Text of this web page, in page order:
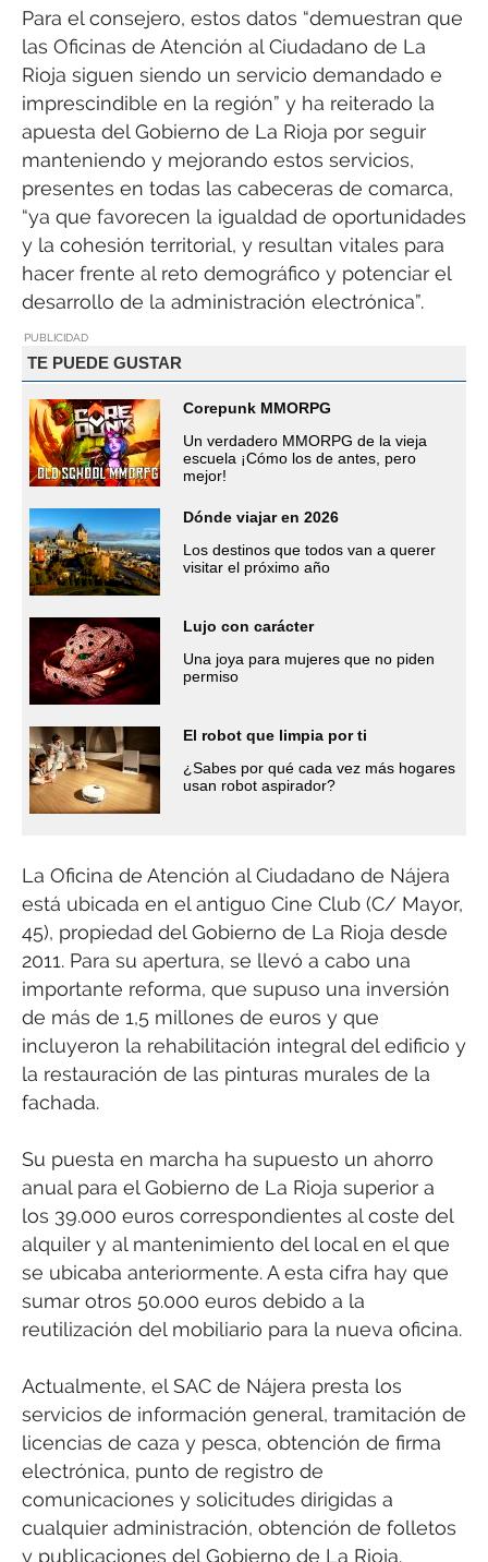
Para el consejero, estos datos “demuestran que
las Oficinas de Atención al Ciudadano de La
Rioja siguen siendo un servicio demandado e
imprescindible en la región” y ha reiterado la
apuesta del Gobierno de La Rioja por seguir
manteniendo y mejorando estos servicios,
presentes en todas las cabeceras de comarca,
“ya que favorecen la igualdad de oportunidades
y la cohesión territorial, y resultan vitales para
hacer frente al reto demográfico y potenciar el
desarrollo de la administración electrónica”.
PUBLICIDAD
TE PUEDE GUSTAR
Corepunk MMORPG
Un verdadero MMORPG de la vieja
escuela ¡Cómo los de antes, pero
mejor!
Dónde viajar en 2026
Los destinos que todos van a querer
visitar el próximo año
Lujo con carácter
Una joya para mujeres que no piden
permiso
El robot que limpia por ti
¿Sabes por qué cada vez más hogares
usan robot aspirador?
La Oficina de Atención al Ciudadano de Nájera
está ubicada en el antiguo Cine Club (C/ Mayor,
45), propiedad del Gobierno de La Rioja desde
2011. Para su apertura, se llevó a cabo una
importante reforma, que supuso una inversión
de más de 1,5 millones de euros y que
incluyeron la rehabilitación integral del edificio y
la restauración de las pinturas murales de la
fachada.
Su puesta en marcha ha supuesto un ahorro
anual para el Gobierno de La Rioja superior a
los 39.000 euros correspondientes al coste del
alquiler y al mantenimiento del local en el que
se ubicaba anteriormente. A esta cifra hay que
sumar otros 50.000 euros debido a la
reutilización del mobiliario para la nueva oficina.
Actualmente, el SAC de Nájera presta los
servicios de información general, tramitación de
licencias de caza y pesca, obtención de firma
electrónica, punto de registro de
comunicaciones y solicitudes dirigidas a
cualquier administración, obtención de folletos
y publicaciones del Gobierno de La Rioja.